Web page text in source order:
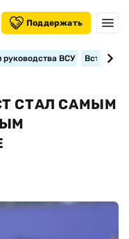
Поддержать
руководства ВСУ
СТАЛ САМЫМ